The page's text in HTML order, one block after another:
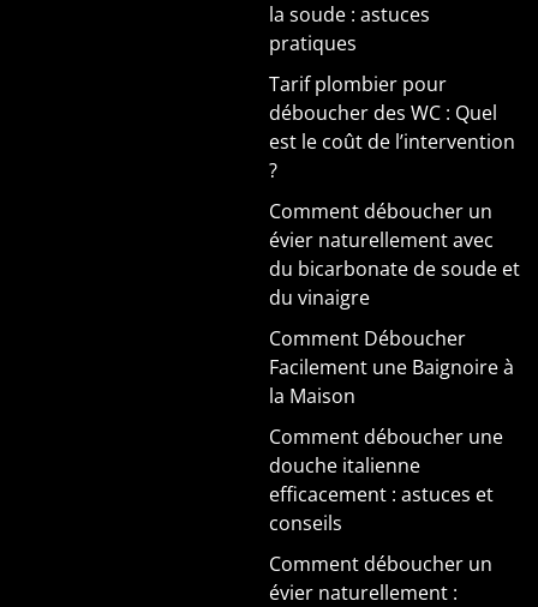
la soude : astuces
pratiques
Tarif plombier pour
déboucher des WC : Quel
est le coût de l’intervention
?
Comment déboucher un
évier naturellement avec
du bicarbonate de soude et
du vinaigre
Comment Déboucher
Facilement une Baignoire à
la Maison
Comment déboucher une
douche italienne
efficacement : astuces et
conseils
Comment déboucher un
évier naturellement :